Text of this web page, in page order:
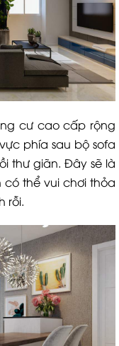
cư cao cấp rộng
phía sau bộ sofa
thư giãn. Đây sẽ là
thể vui chơi thỏa
rỗi.